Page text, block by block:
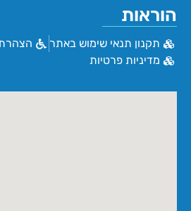
הוראות
תקנון תנאי שימוש באתר
מדיניות פרטיות